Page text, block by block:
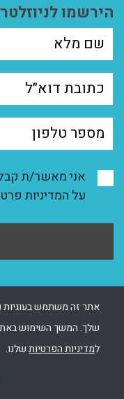
הירשמו
אני מאשר/ת
על המדיניות
שלך. המשך השימוש
למדיניות הפרטיותשלנו.